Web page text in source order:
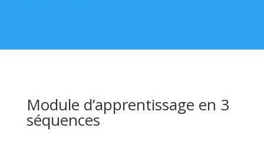
Module d’apprentissage en 3
séquences